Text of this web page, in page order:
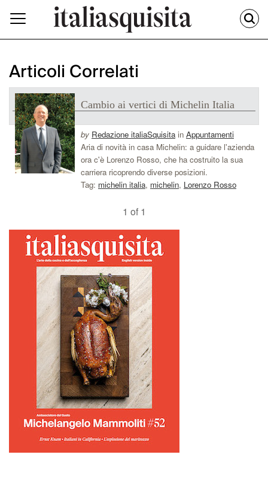
Articoli Correlati
Cambio ai vertici di Michelin Italia
by Redazione italiaSquisitain Appuntamenti
Aria di novità in casa Michelin: a guidare l'azienda
ora c'è Lorenzo Rosso, che ha costruito la sua
carriera ricoprendo diverse posizioni.
Tag: michelin italia, michelin, Lorenzo Rosso
1 of 1